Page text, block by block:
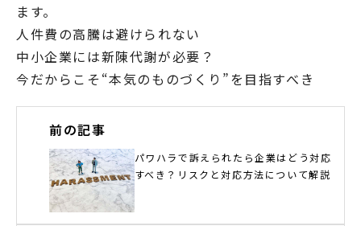
ます。
人件費の高騰は避けられない
中小企業には新陳代謝が必要？
今だからこそ“本気のものづくり”を目指すべき
前の記事
パワハラで訴えられたら企業はどう対応
すべき？リスクと対応方法について解説